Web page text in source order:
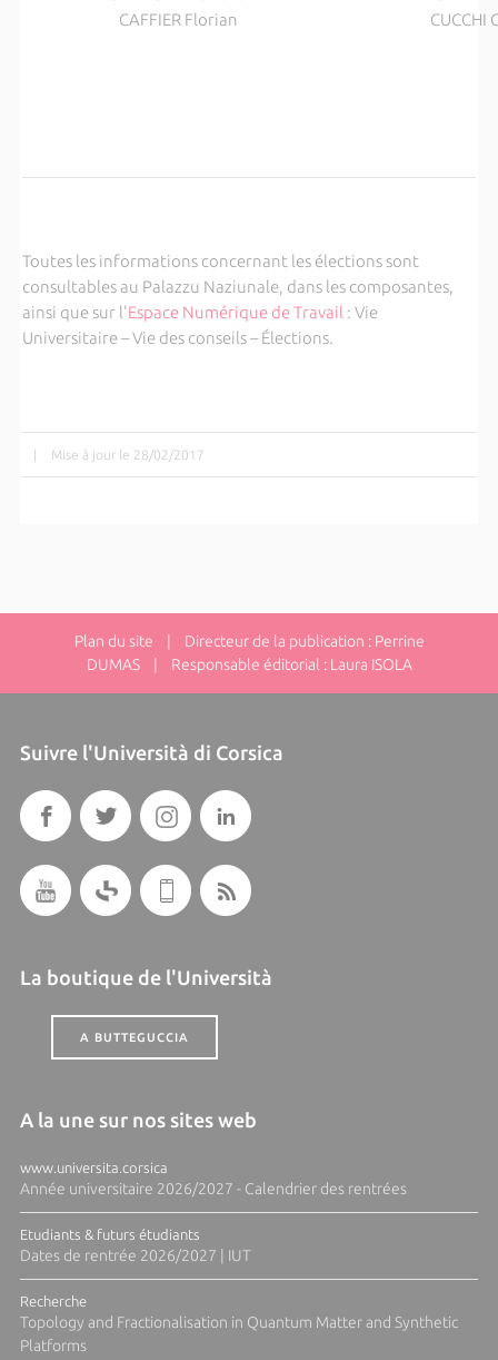
CAFFIER Florian
CUCCHI
Toutes les informations concernant les élections sont
consultables au Palazzu Naziunale, dans les composantes,
ainsi que sur l'Espace Numérique de Travail : Vie
Universitaire – Vie des conseils – Élections.
| Mise à jour le 28/02/2017
Plan du site | Directeur de la publication : Perrine
DUMAS | Responsable éditorial : Laura ISOLA
Suivre l'Università di Corsica
La boutique de l'Università
A BUTTEGUCCIA
A la une sur nos sites web
www.universita.corsica
Année universitaire 2026/2027 - Calendrier des rentrées
Etudiants & futurs étudiants
Dates de rentrée 2026/2027 | IUT
Recherche
Topology and Fractionalisation in Quantum Matter and Synthetic
Platforms